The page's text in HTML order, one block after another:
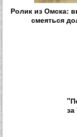
Ролик из Омска:
смеяться